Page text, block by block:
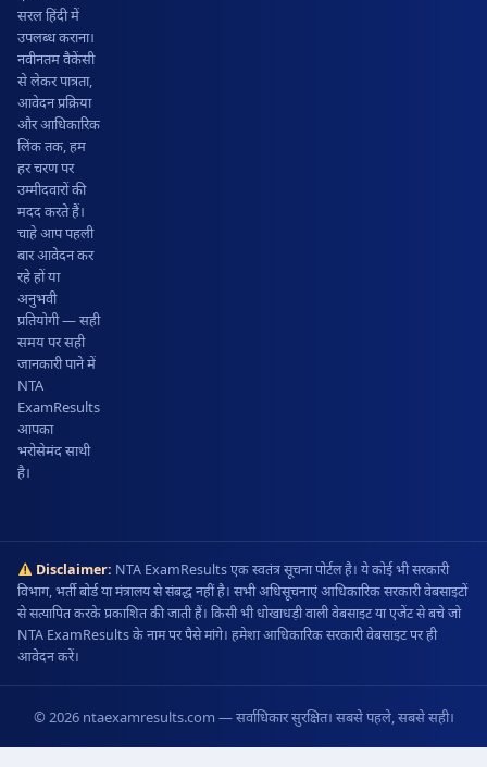
सरल हिंदी में
उपलब्ध कराना।
नवीनतम वैकेंसी
से लेकर पात्रता,
आवेदन प्रक्रिया
और आधिकारिक
लिंक तक, हम
हर चरण पर
उम्मीदवारों की
मदद करते हैं।
चाहे आप पहली
बार आवेदन कर
रहे हों या
अनुभवी
प्रतियोगी — सही
समय पर सही
जानकारी पाने में
NTA
ExamResults
आपका
भरोसेमंद साथी
है।
Disclaimer: NTA ExamResults एक स्वतंत्र सूचना पोर्टल है। ये कोई भी सरकारी
विभाग, भर्ती बोर्ड या मंत्रालय से संबद्ध नहीं है। सभी अधिसूचनाएं आधिकारिक सरकारी वेबसाइटों
से सत्यापित करके प्रकाशित की जाती हैं। किसी भी धोखाधड़ी वाली वेबसाइट या एजेंट से बचे जो
NTA ExamResults के नाम पर पैसे मांगे। हमेशा आधिकारिक सरकारी वेबसाइट पर ही
आवेदन करें।
© 2026 ntaexamresults.com — सर्वाधिकार सुरक्षित। सबसे पहले, सबसे सही।